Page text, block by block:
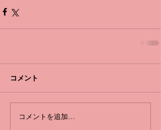
コメント
コメントを追加…